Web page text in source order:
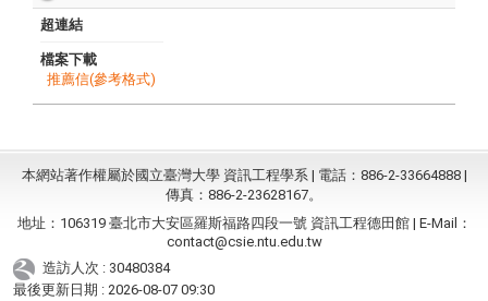
超連結
檔案下載
推薦信(參考格式)
本網站著作權屬於國立臺灣大學 資訊工程學系 | 電話：886-2-33664888 |
傳真：886-2-23628167。
地址：106319 臺北市大安區羅斯福路四段一號 資訊工程德田館 | E-Mail：
contact@csie.ntu.edu.tw
造訪人次 : 30480384
最後更新日期 :2026-08-07 09:30